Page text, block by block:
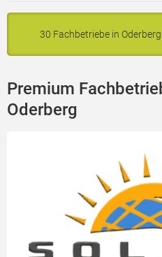
30 Fachbetriebe in
Premium
Oderberg